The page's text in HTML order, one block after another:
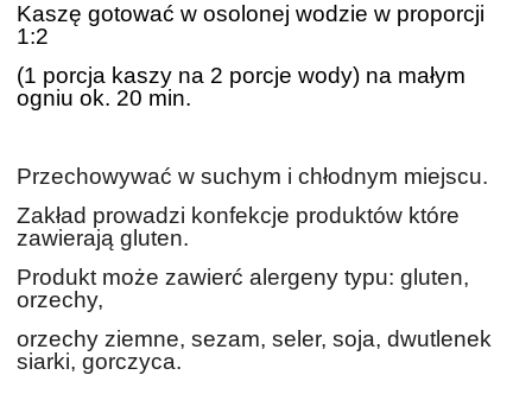
Kaszę gotować w osolonej wodzie w proporcji
1:2
(1 porcja kaszy na 2 porcje wody) na małym
ogniu ok. 20 min.
Przechowywać w suchym i chłodnym miejscu.
Zakład prowadzi konfekcje produktów które
zawierają gluten.
Produkt może zawierć alergeny typu: gluten,
orzechy,
orzechy ziemne, sezam, seler, soja, dwutlenek
siarki, gorczyca.